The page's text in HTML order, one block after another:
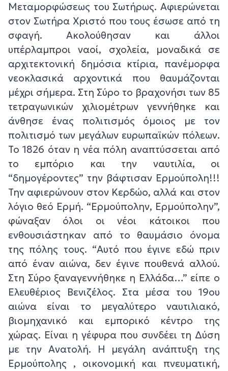
Μεταμορφώσεως του Σωτήρως. Αφιερώνεται
στον Σωτήρα Χριστό που τους έσωσε από τη
σφαγή. Ακολούθησαν και άλλοι
υπέρλαμπροι ναοί, σχολεία, μοναδικά σε
αρχιτεκτονική δημόσια κτίρια, πανέμορφα
νεοκλασικά αρχοντικά που θαυμάζονται
μέχρι σήμερα. Στη Σύρο το βραχονήσι των 85
τετραγωνικών χιλιομέτρων γεννήθηκε και
άνθησε ένας πολιτισμός όμοιος με τον
πολιτισμό των μεγάλων ευρωπαϊκών πόλεων.
Το 1826 όταν η νέα πόλη αναπτύσσεται από
το εμπόριο και την ναυτιλία, οι
“δημογέροντες” την βάφτισαν Ερμούπολη!!!
Την αφιερώνουν στον Κερδώο, αλλά και στον
λόγιο θεό Ερμή. “Ερμούπολην, Ερμούπολην”,
φώναξαν όλοι οι νέοι κάτοικοι που
ενθουσιάστηκαν από το θαυμάσιο όνομα
της πόλης τους. “Αυτό που έγινε εδώ πριν
από έναν αιώνα, δεν έγινε πουθενά αλλού.
Στη Σύρο ξαναγεννήθηκε η Ελλάδα…” είπε ο
Ελευθέριος Βενιζέλος. Στα μέσα του 19ου
αιώνα είναι το μεγαλύτερο ναυτιλιακό,
βιομηχανικό και εμπορικό κέντρο της
χώρας. Είναι η γέφυρα που συνδέει τη Δύση
με την Ανατολή. Η μεγάλη ανάπτυξη της
Ερμούπολης , οικονομική και πνευματική,